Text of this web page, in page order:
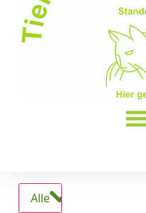
Alle